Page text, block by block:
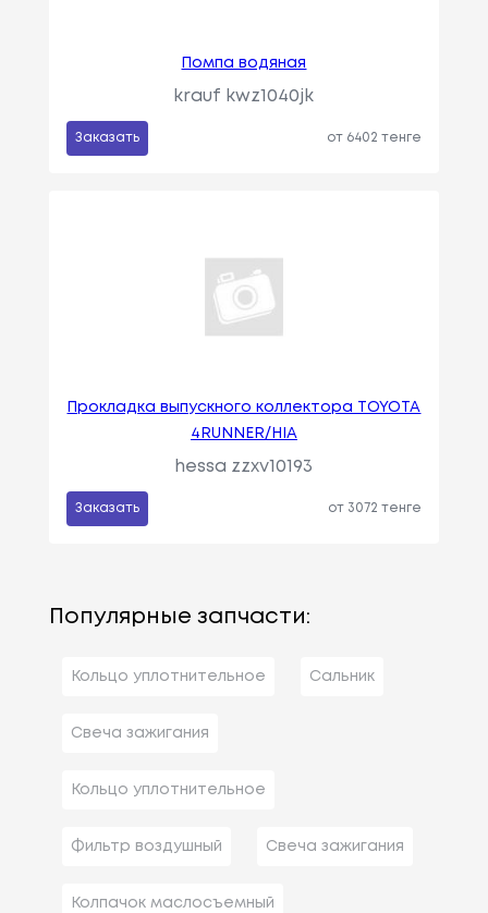
Помпа водяная
krauf kwz1040jk
Заказать от 6402 тенге
Прокладка выпускного коллектора TOYOTA
4RUNNER/HIA
hessa zzxv10193
Заказать от 3072 тенге
Популярные запчасти:
Кольцо уплотнительное Сальник
Свеча зажигания
Кольцо уплотнительное
Фильтр воздушный Свеча зажигания
Колпачок маслосъемный